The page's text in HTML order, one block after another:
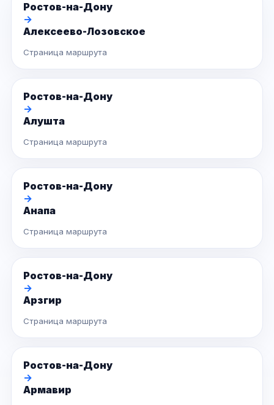
Ростов-на-Дону
→
Алексеево-Лозовское
Страница маршрута
Ростов-на-Дону
→
Алушта
Страница маршрута
Ростов-на-Дону
→
Анапа
Страница маршрута
Ростов-на-Дону
→
Арзгир
Страница маршрута
Ростов-на-Дону
→
Армавир